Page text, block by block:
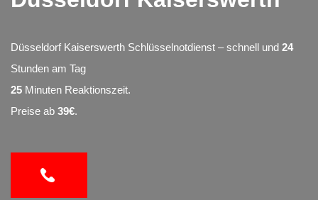
Düsseldorf Kaiserswerth Schlüsselnotdienst – schnell und 24
Stunden am Tag
25 Minuten Reaktionszeit.
Preise ab 39€.